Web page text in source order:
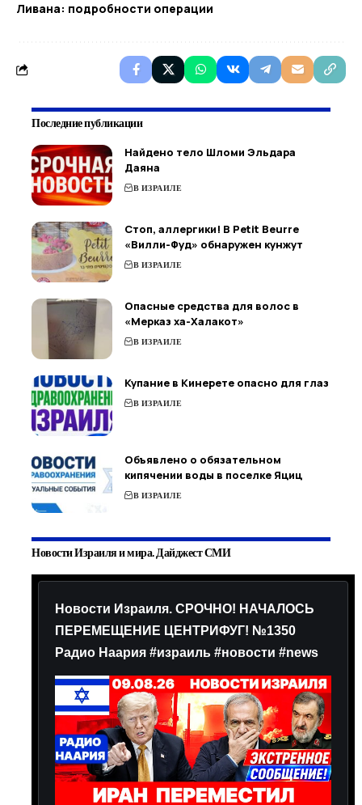
Ливана: подробности операции
Последние публикации
Найдено тело Шломи Эльдара
Даяна
В ИЗРАИЛЕ
Стоп, аллергики! В Petit Beurre
«Вилли-Фуд» обнаружен кунжут
В ИЗРАИЛЕ
Опасные средства для волос в
«Мерказ ха-Халакот»
В ИЗРАИЛЕ
Купание в Кинерете опасно для глаз
В ИЗРАИЛЕ
Объявлено о обязательном
кипячении воды в поселке Яциц
В ИЗРАИЛЕ
Новости Израиля и мира. Дайджест СМИ